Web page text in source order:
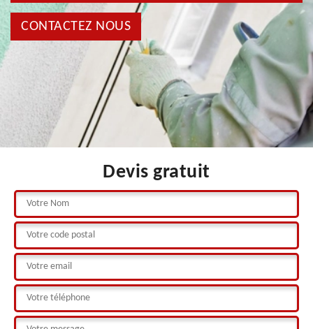
CONTACTEZ NOUS
Devis gratuit